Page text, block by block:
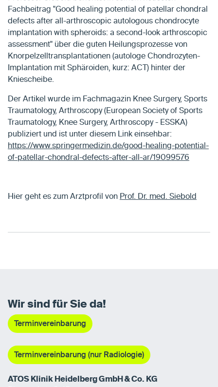
Fachbeitrag "Good healing potential of patellar chondral
defects after all-arthroscopic autologous chondrocyte
implantation with spheroids: a second-look arthroscopic
assessment" über die guten Heilungsprozesse von
Knorpelzelltransplantationen (autologe Chondrozyten-
Implantation mit Sphäroiden, kurz: ACT) hinter der
Kniescheibe.
Der Artikel wurde im Fachmagazin Knee Surgery, Sports
Traumatology, Arthroscopy (European Society of Sports
Traumatology, Knee Surgery, Arthroscopy - ESSKA)
publiziert und ist unter diesem Link einsehbar:
https://www.springermedizin.de/good-healing-potential-
of-patellar-chondral-defects-after-all-ar/19099576
Hier geht es zum Arztprofil von Prof. Dr. med. Siebold
Wir sind für Sie da!
Terminvereinbarung
Terminvereinbarung (nur Radiologie)
ATOS Klinik Heidelberg GmbH & Co. KG